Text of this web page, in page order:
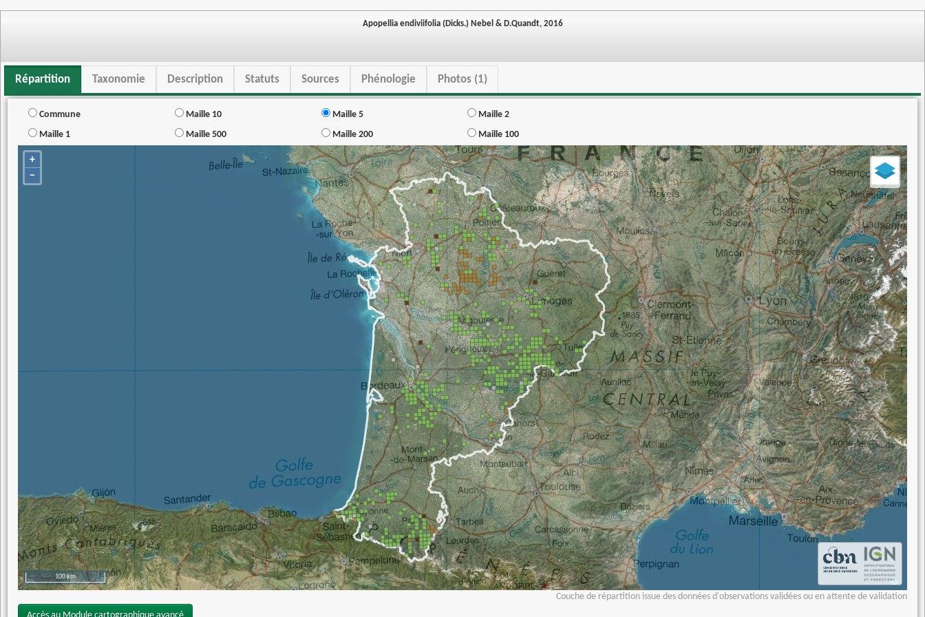
Apopellia endiviifolia (Dicks.) Nebel & D.Quandt, 2016
Répartition Taxonomie Description Statuts Sources Phénologie Photos (1)
Commune Maille 10 Maille 5
Maille 2
Maille 1
Maille 500 Maille 200 Maille 100
+
−
100 km
Couche de répartition issue des données d'observations validées ou en attente de validation